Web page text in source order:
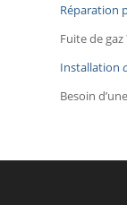
Réparation
Fuite de
Installation
Besoin